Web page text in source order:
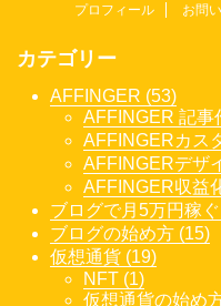
プロフィール お問
カテゴリー
AFFINGER (53)
AFFINGER 記事
AFFINGERカス
AFFINGERデザ
AFFINGER収益
ブログで月5万円稼
ブログの始め方 (15)
仮想通貨 (19)
NFT (1)
仮想通貨の始め